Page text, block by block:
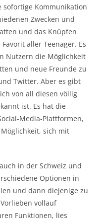
Kommunikation
Zwecken und
und das Knüpfen
aller Teenager. Es
Nutzern die Möglichkeit
und neue Freunde zu
Twitter. Aber es gibt
von all diesen völlig
ist. Es hat die
Media-Plattformen,
sich mit
in der Schweiz und
Optionen in
und dann diejenige zu
vollauf
Funktionen, lies